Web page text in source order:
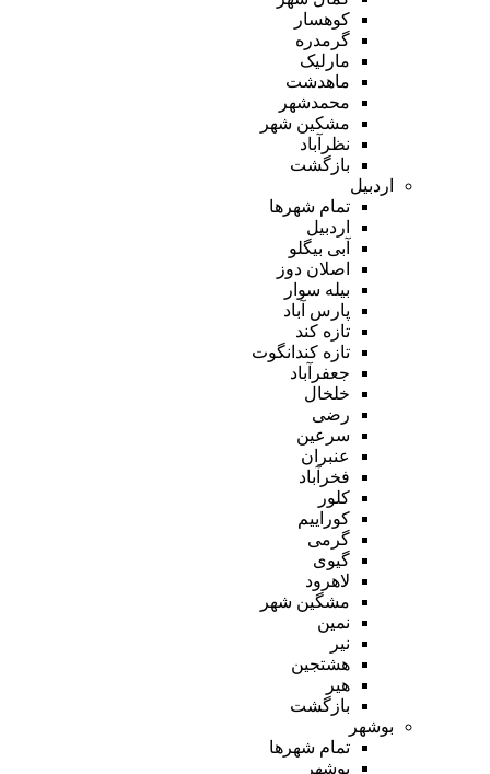
کوهسار
گرمدره
مارلیک
ماهدشت
محمدشهر
مشکین شهر
نظرآباد
بازگشت
اردبیل
تمام شهر‌ها
اردبیل
آبی بیگلو
اصلان دوز
بیله سوار
پارس آباد
تازه کند
تازه کندانگوت
جعفرآباد
خلخال
رضی
سرعین
عنبران
فخرآباد
کلور
کوراییم
گرمی
گیوی
لاهرود
مشگین شهر
نمین
نیر
هشتجین
هیر
بازگشت
بوشهر
تمام شهر‌ها
بوشهر